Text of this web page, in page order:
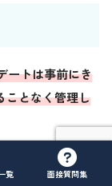
ートは事前にき
ことなく管理し
分、安定した
覧 面接質問集